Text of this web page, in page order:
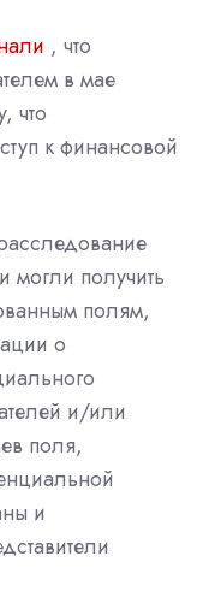
, что
в мае
что
к финансовой
могли получить
полям,
о
и/или
поля,
и